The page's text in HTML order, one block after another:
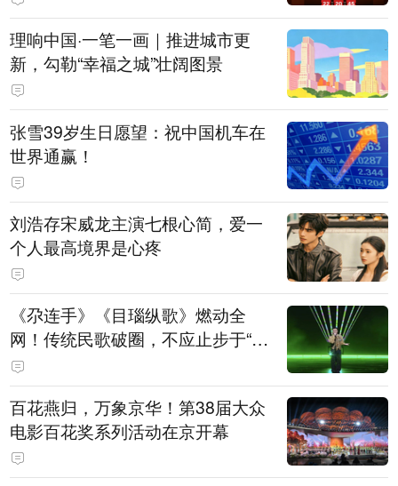
理响中国·一笔一画｜推进城市更
新，勾勒“幸福之城”壮阔图景
张雪39岁生日愿望：祝中国机车在
世界通赢！
刘浩存宋威龙主演七根心简，爱一
个人最高境界是心疼
《尕连手》《目瑙纵歌》燃动全
网！传统民歌破圈，不应止步于“上
头”
百花燕归，万象京华！第38届大众
电影百花奖系列活动在京开幕